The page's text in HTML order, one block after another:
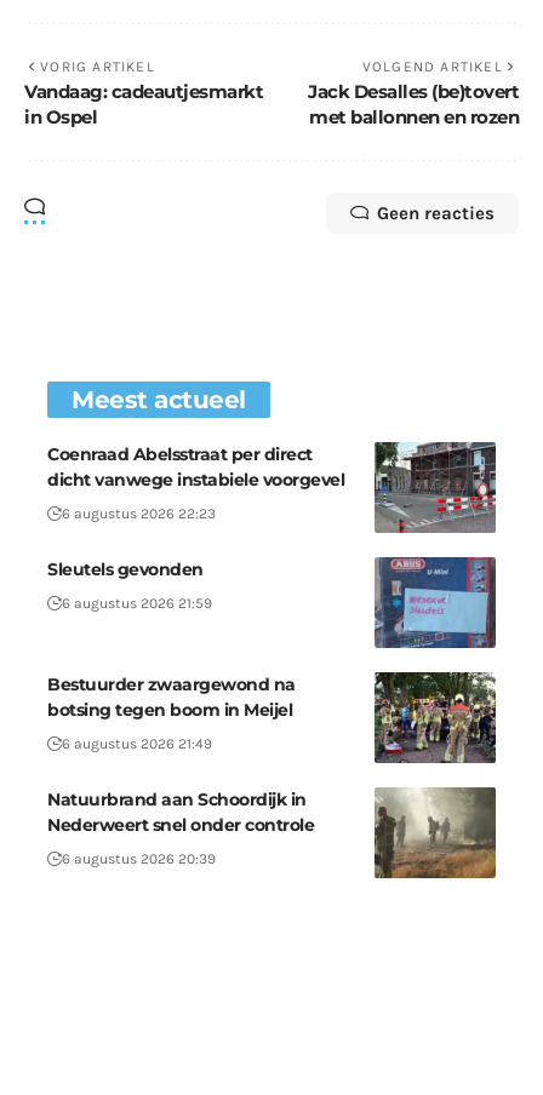
VORIG ARTIKEL
Vandaag: cadeautjesmarkt
in Ospel
VOLGEND ARTIKEL
Jack Desalles (be)tovert
met ballonnen en rozen
Geen reacties
Meest actueel
Coenraad Abelsstraat per direct
dicht vanwege instabiele voorgevel
6 augustus 2026 22:23
Sleutels gevonden
6 augustus 2026 21:59
Bestuurder zwaargewond na
botsing tegen boom in Meijel
6 augustus 2026 21:49
Natuurbrand aan Schoordijk in
Nederweert snel onder controle
6 augustus 2026 20:39